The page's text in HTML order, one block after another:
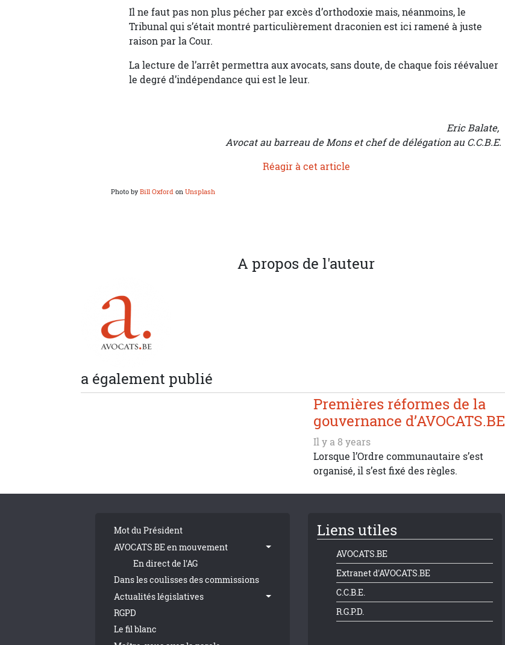
Il ne faut pas non plus pécher par excès d’orthodoxie mais, néanmoins, le
Tribunal qui s’était montré particulièrement draconien est ici ramené à juste
raison par la Cour.
La lecture de l’arrêt permettra aux avocats, sans doute, de chaque fois réévaluer
le degré d’indépendance qui est le leur.
Eric Balate,
Avocat au barreau de Mons et chef de délégation au C.C.B.E.
Réagir à cet article
Photo by Bill Oxford on Unsplash
A propos de l'auteur
a également publié
Premières réformes de la
gouvernance d’AVOCATS.BE
Il y a 8 years
Lorsque l’Ordre communautaire s’est
organisé, il s’est fixé des règles.
Tribune Footer
Mot du Président
AVOCATS.BE en mouvement
En direct de l'AG
Dans les coulisses des commissions
Actualités législatives
RGPD
Le fil blanc
Liens utiles
AVOCATS.BE
Extranet d'AVOCATS.BE
C.C.B.E.
R.G.P.D.